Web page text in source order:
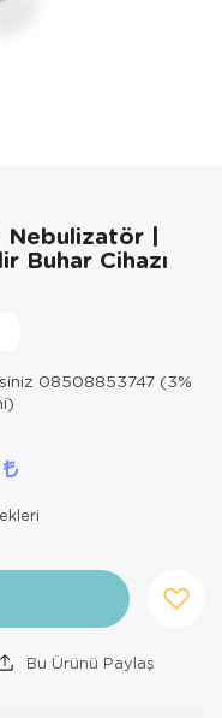
Nebulizatör |
Buhar Cihazı
08508853747 (3%
Bu Ürünü Paylaş